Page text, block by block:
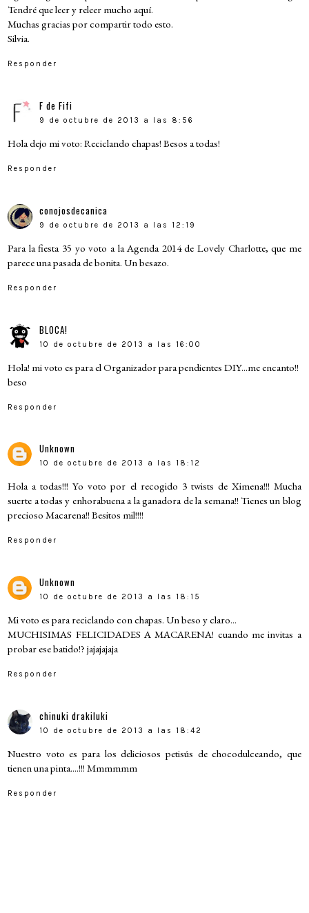
Tendré que leer y releer mucho aquí.
Muchas gracias por compartir todo esto.
Silvia.
Responder
F de Fifi
9 de octubre de 2013 a las 8:56
Hola dejo mi voto: Reciclando chapas! Besos a todas!
Responder
conojosdecanica
9 de octubre de 2013 a las 12:19
Para la fiesta 35 yo voto a la Agenda 2014 de Lovely Charlotte, que me
parece una pasada de bonita. Un besazo.
Responder
BLOCA!
10 de octubre de 2013 a las 16:00
Hola! mi voto es para el Organizador para pendientes DIY...me encanto!!
beso
Responder
Unknown
10 de octubre de 2013 a las 18:12
Hola a todas!!! Yo voto por el recogido 3 twists de Ximena!!! Mucha
suerte a todas y enhorabuena a la ganadora de la semana!! Tienes un blog
precioso Macarena!! Besitos mil!!!!
Responder
Unknown
10 de octubre de 2013 a las 18:15
Mi voto es para reciclando con chapas. Un beso y claro...
MUCHISIMAS FELICIDADES A MACARENA! cuando me invitas a
probar ese batido!? jajajajaja
Responder
chinuki drakiluki
10 de octubre de 2013 a las 18:42
Nuestro voto es para los deliciosos petisús de chocodulceando, que
tienen una pinta....!!! Mmmmmm
Responder